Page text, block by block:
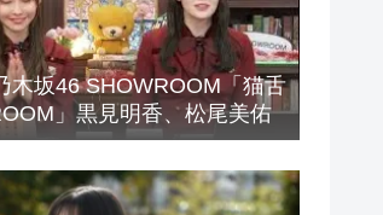
木坂46 SHOWROOM「猫舌
」黒見明香、松尾美佑